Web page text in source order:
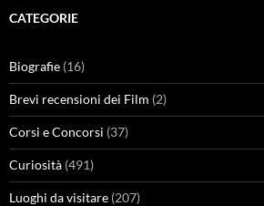
CATEGORIE
Biografie (16)
Brevi recensioni dei Film (2)
Corsi e Concorsi (37)
Curiosità (491)
Luoghi da visitare (207)